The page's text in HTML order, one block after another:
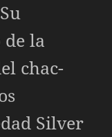
la
chac-
Silver